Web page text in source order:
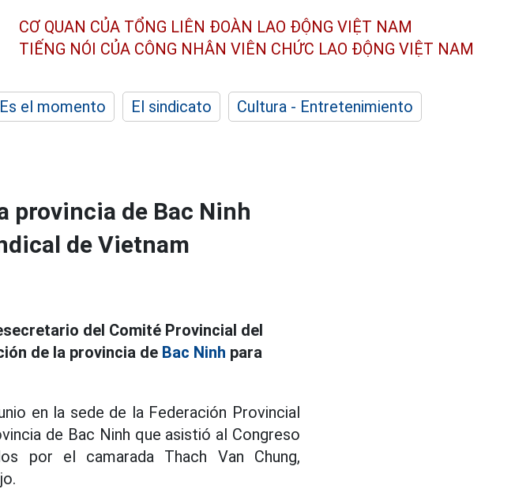
CƠ QUAN CỦA TỔNG LIÊN ĐOÀN LAO ĐỘNG VIỆT NAM
TIẾNG NÓI CỦA CÔNG NHÂN VIÊN CHỨC LAO ĐỘNG VIỆT NAM
Es el momento El sindicato
Cultura - Entretenimiento
provincia de Bac Ninh
de Vietnam
del Comité Provincial del
de la provincia de Bac Ninh para
en la sede de la Federación Provincial
de Bac Ninh que asistió al Congreso
por el camarada Thach Van Chung,